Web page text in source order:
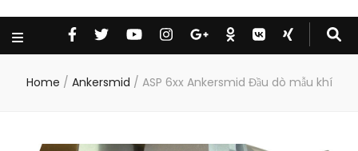
Home / Ankersmid / ASP 6xx Ankersmid Đầu dò mẫu khí